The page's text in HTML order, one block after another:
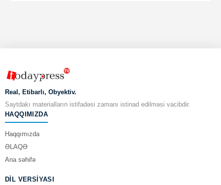
Real, Etibarlı, Obyektiv.
Saytdakı materialların istifadəsi zamanı istinad edilməsi vacibdir.
HAQQIMIZDA
Haqqımızda
ƏLAQƏ
Ana səhifə
DIL VERSIYASI